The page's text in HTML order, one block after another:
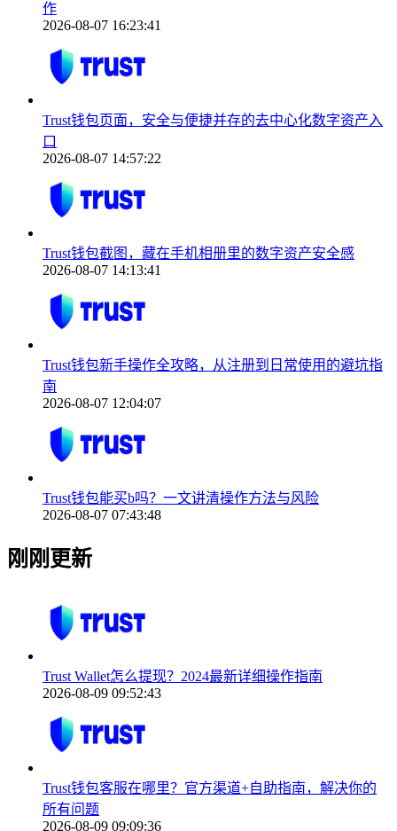
作
2026-08-07 16:23:41
Trust钱包页面，安全与便捷并存的去中心化数字资产入
口
2026-08-07 14:57:22
Trust钱包截图，藏在手机相册里的数字资产安全感
2026-08-07 14:13:41
Trust钱包新手操作全攻略，从注册到日常使用的避坑指
南
2026-08-07 12:04:07
Trust钱包能买b吗？一文讲清操作方法与风险
2026-08-07 07:43:48
刚刚更新
Trust Wallet怎么提现？2024最新详细操作指南
2026-08-09 09:52:43
Trust钱包客服在哪里？官方渠道+自助指南，解决你的
所有问题
2026-08-09 09:09:36